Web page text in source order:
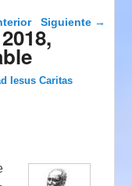
Navegación de
entradas
Siguiente →
Iesus Caritas